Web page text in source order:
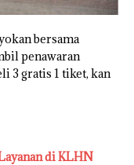
bersama
penawaran
3 gratis 1 tiket, kan
di KLHN